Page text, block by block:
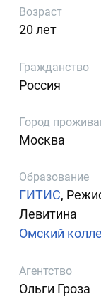
Возраст
20 лет
Гражданство
Россия
Город
Москва
Образование
ГИТИС,
Левитина
Омский
Агентство
Ольги Гроза